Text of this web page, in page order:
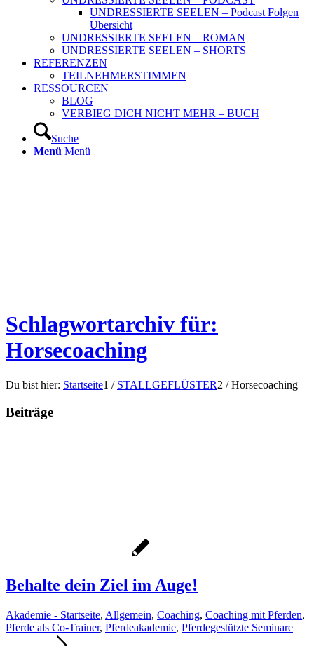
UNDRESSIERTE SEELEN – Podcast Folgen
Übersicht
UNDRESSIERTE SEELEN – ROMAN
UNDRESSIERTE SEELEN – SHORTS
REFERENZEN
TEILNEHMERSTIMMEN
RESSOURCEN
BLOG
VERBIEG DICH NICHT MEHR – BUCH
Suche
Menü Menü
Schlagwortarchiv für:
Horsecoaching
Du bist hier: Startseite1 / STALLGEFLÜSTER2 / Horsecoaching
Beiträge
Behalte dein Ziel im Auge!
Akademie - Startseite, Allgemein, Coaching, Coaching mit Pferden,
Pferde als Co-Trainer, Pferdeakademie, Pferdegestützte Seminare